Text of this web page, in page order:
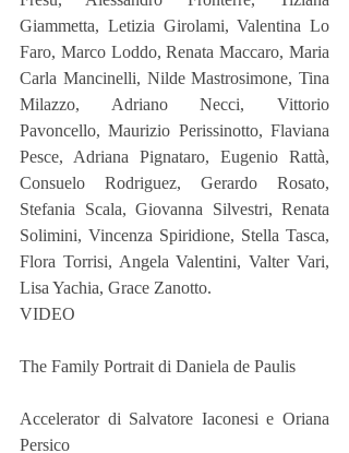
Giammetta, Letizia Girolami, Valentina Lo
Faro, Marco Loddo, Renata Maccaro, Maria
Carla Mancinelli, Nilde Mastrosimone, Tina
Milazzo, Adriano Necci, Vittorio
Pavoncello, Maurizio Perissinotto, Flaviana
Pesce, Adriana Pignataro, Eugenio Rattà,
Consuelo Rodriguez, Gerardo Rosato,
Stefania Scala, Giovanna Silvestri, Renata
Solimini, Vincenza Spiridione, Stella Tasca,
Flora Torrisi, Angela Valentini, Valter Vari,
Lisa Yachia, Grace Zanotto.
VIDEO
The Family Portrait di Daniela de Paulis
Accelerator di Salvatore Iaconesi e Oriana
Persico